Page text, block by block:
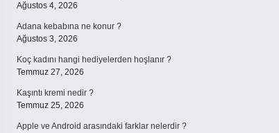
Ağustos 4, 2026
Adana kebabına ne konur ?
Ağustos 3, 2026
Koç kadını hangi hediyelerden hoşlanır ?
Temmuz 27, 2026
Kaşıntı kremi nedir ?
Temmuz 25, 2026
Apple ve Android arasındaki farklar nelerdir ?